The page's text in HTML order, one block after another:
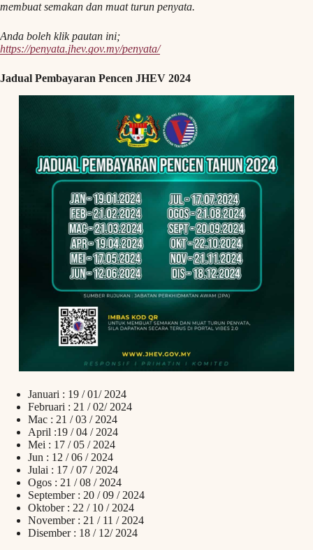
membuat semakan dan muat turun penyata.
Anda boleh klik pautan ini;
https://penyata.jhev.gov.my/penyata/
Jadual Pembayaran Pencen JHEV 2024
Januari : 19 / 01/ 2024
Februari : 21 / 02/ 2024
Mac : 21 / 03 / 2024
April :19 / 04 / 2024
Mei : 17 / 05 / 2024
Jun : 12 / 06 / 2024
Julai : 17 / 07 / 2024
Ogos : 21 / 08 / 2024
September : 20 / 09 / 2024
Oktober : 22 / 10 / 2024
November : 21 / 11 / 2024
Disember : 18 / 12/ 2024